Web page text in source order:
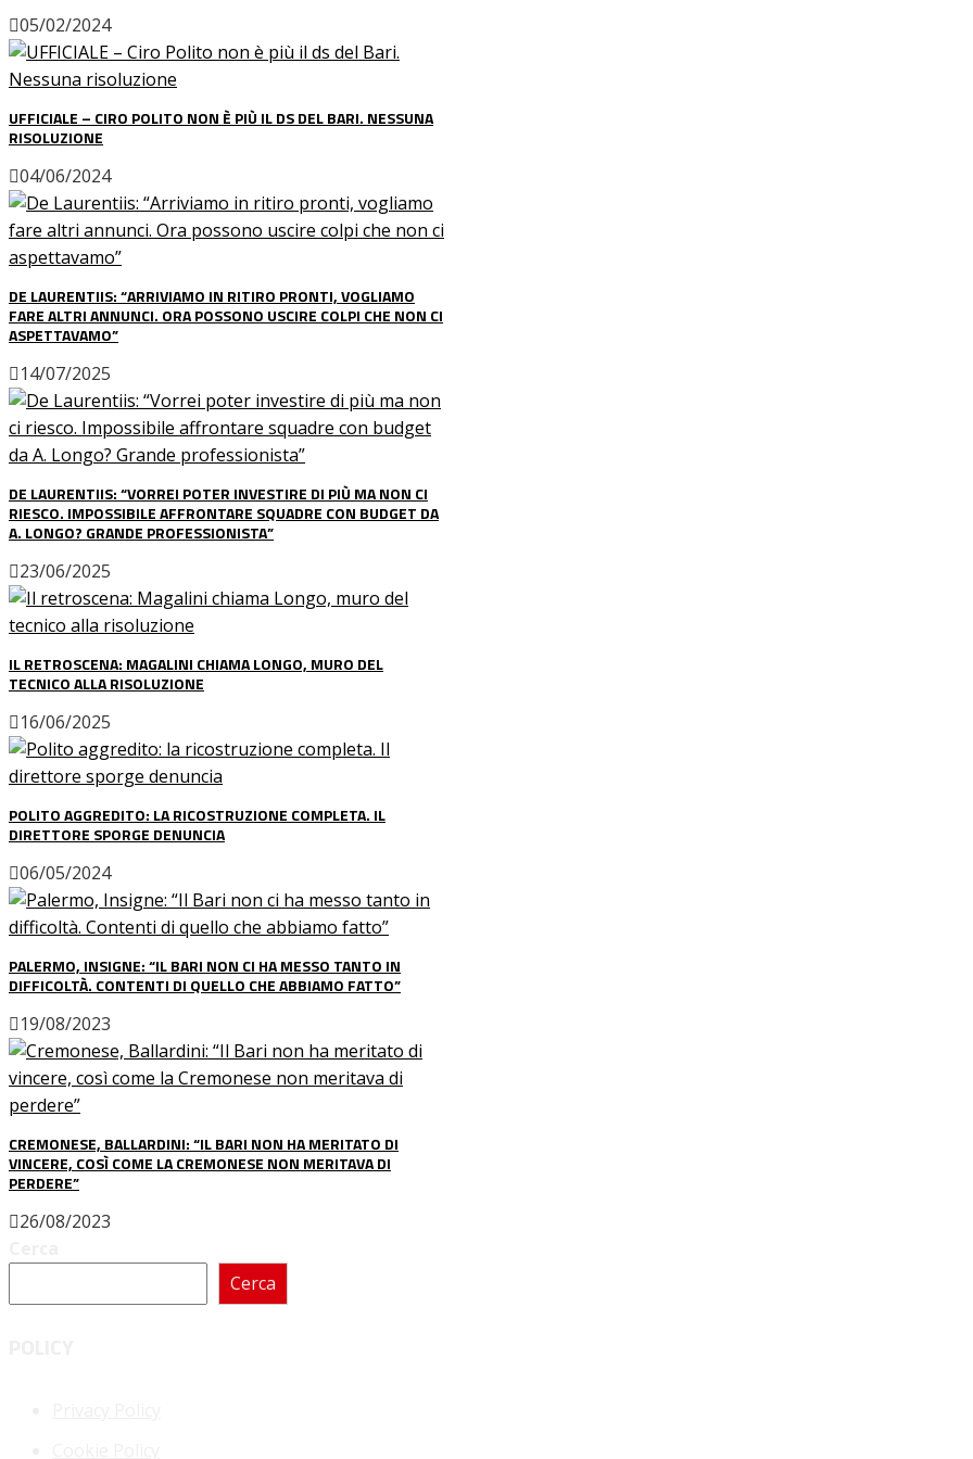
05/02/2024
UFFICIALE – CIRO POLITO NON È PIÙ IL DS DEL BARI. NESSUNA
RISOLUZIONE
04/06/2024
DE LAURENTIIS: “ARRIVIAMO IN RITIRO PRONTI, VOGLIAMO
FARE ALTRI ANNUNCI. ORA POSSONO USCIRE COLPI CHE NON CI
ASPETTAVAMO”
14/07/2025
DE LAURENTIIS: “VORREI POTER INVESTIRE DI PIÙ MA NON CI
RIESCO. IMPOSSIBILE AFFRONTARE SQUADRE CON BUDGET DA
A. LONGO? GRANDE PROFESSIONISTA”
23/06/2025
IL RETROSCENA: MAGALINI CHIAMA LONGO, MURO DEL
TECNICO ALLA RISOLUZIONE
16/06/2025
POLITO AGGREDITO: LA RICOSTRUZIONE COMPLETA. IL
DIRETTORE SPORGE DENUNCIA
06/05/2024
PALERMO, INSIGNE: “IL BARI NON CI HA MESSO TANTO IN
DIFFICOLTÀ. CONTENTI DI QUELLO CHE ABBIAMO FATTO”
19/08/2023
CREMONESE, BALLARDINI: “IL BARI NON HA MERITATO DI
VINCERE, COSÌ COME LA CREMONESE NON MERITAVA DI
PERDERE”
26/08/2023
Cerca